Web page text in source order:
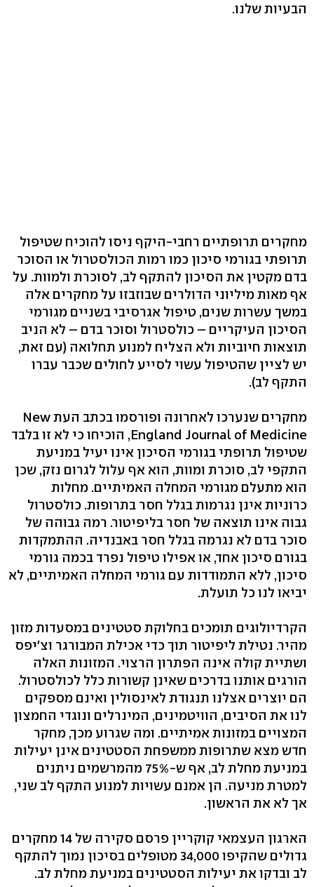
הבעיות שלנו.
מחקרים תרופתיים רחבי-היקף ניסו להוכיח שטיפול
תרופתי בגורמי סיכון כמו רמות הכולסטרול או הסוכר
בדם מקטין את הסיכון להתקף לב, לסוכרת ולמוות. על
אף מאות מיליוני הדולרים שבוזבזו על מחקרים אלה
במשך עשרות שנים, טיפול אגרסיבי בשניים מגורמי
הסיכון העיקריים – כולסטרול וסוכר בדם – לא הניב
תוצאות חיוביות ולא הצליח למנוע תחלואה (עם זאת,
יש לציין שהטיפול עשוי לסייע לחולים שכבר עברו
התקף לב).
מחקרים שנערכו לאחרונה ופורסמו בכתב העת New
England Journal of Medicine, הוכיחו כי לא זו בלבד
שטיפול תרופתי בגורמי הסיכון אינו יעיל במניעת
התקפי לב, סוכרת ומוות, הוא אף עלול לגרום נזק, שכן
הוא מתעלם מגורמי המחלה האמיתיים. מחלות
כרוניות אינן נגרמות בגלל חסר בתרופות. כולסטרול
גבוה אינו תוצאה של חסר בליפיטור. רמה גבוהה של
סוכר בדם לא נגרמה בגלל חסר באבנדיה. ההתמקדות
בגורם סיכון אחד, או אפילו טיפול נפרד בכמה גורמי
סיכון, ללא התמודדות עם גורמי המחלה האמיתיים, לא
יביאו לנו כל תועלת.
הקרדיולוגים תומכים בחלוקת סטטינים במסעדות מזון
מהיר. נטילת ליפיטור תוך כדי אכילת המבורגר וצ'יפס
ושתיית קולה אינה הפתרון הרצוי. המזונות האלה
הורגים אותנו בדרכים שאינן קשורות כלל לכולסטרול.
הם יוצרים אצלנו תנגודת לאינסולין ואינם מספקים
לנו את הסיבים, הוויטמינים, המינרלים ונוגדי החמצון
המצויים במזונות אמיתיים. ומה שגרוע מכך, מחקר
חדש מצא שתרופות ממשפחת הסטטינים אינן יעילות
במניעת מחלת לב, אף ש-75% מהמרשמים ניתנים
למטרת מניעה. הן אמנם עשויות למנוע התקף לב שני,
אך לא את הראשון.
הארגון העצמאי קוקריין פרסם סקירה של 14 מחקרים
גדולים שהקיפו 34,000 מטופלים בסיכון נמוך להתקף
לב ובדקו את יעילות הסטטינים במניעת מחלת לב.